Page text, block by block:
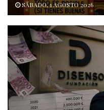
SÁBADO, 1 AGOSTO 2026